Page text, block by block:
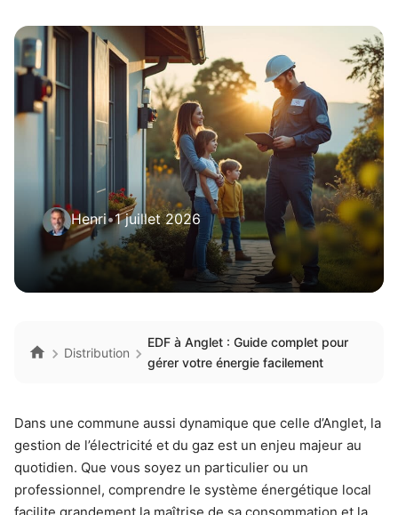
Henri•1 juillet 2026
Distribution
EDF à Anglet : Guide complet pour
gérer votre énergie facilement
Dans une commune aussi dynamique que celle d’Anglet, la
gestion de l’électricité et du gaz est un enjeu majeur au
quotidien. Que vous soyez un particulier ou un
professionnel, comprendre le système énergétique local